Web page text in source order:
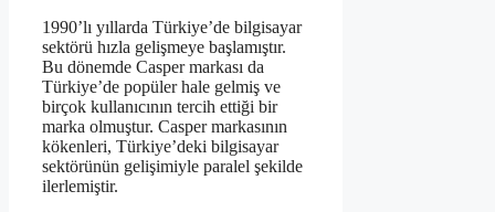
1990’lı yıllarda Türkiye’de bilgisayar
sektörü hızla gelişmeye başlamıştır.
Bu dönemde Casper markası da
Türkiye’de popüler hale gelmiş ve
birçok kullanıcının tercih ettiği bir
marka olmuştur. Casper markasının
kökenleri, Türkiye’deki bilgisayar
sektörünün gelişimiyle paralel şekilde
ilerlemiştir.